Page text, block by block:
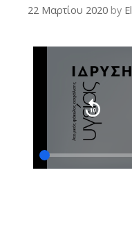
22 Μαρτίου 2020 by